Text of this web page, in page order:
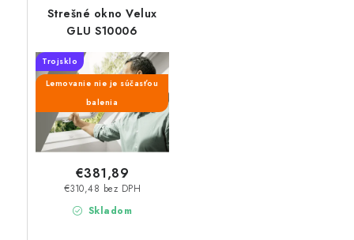
Strešné okno Velux
GLU S10006
Trojsklo
Lemovanie nie je súčasťou
balenia
Skladom
€310,48 bez DPH
€381,89